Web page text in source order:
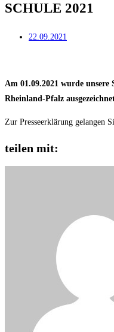
SCHULE 2021
22.09.2021
Am 01.09.2021 wurde
Rheinland-Pfalz
Zur Presseerklärung gelangen
teilen mit: